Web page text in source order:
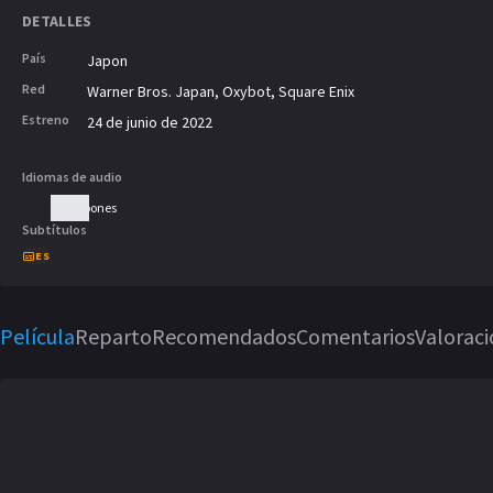
DETALLES
País Japon
Red Warner Bros. Japan, Oxybot, Square Enix
Estreno 24 de junio de 2022
Idiomas de audio
Japones
Subtítulos
ES
PelículaRepartoRecomendadosComentarios